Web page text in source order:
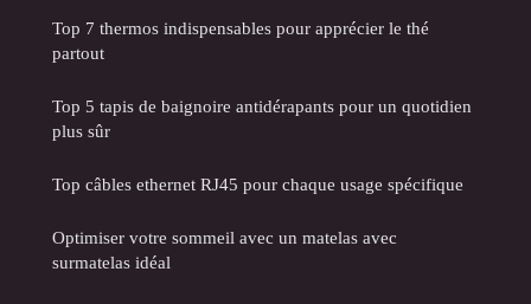
Top 7 thermos indispensables pour apprécier le thé
partout
Top 5 tapis de baignoire antidérapants pour un quotidien
plus sûr
Top câbles ethernet RJ45 pour chaque usage spécifique
Optimiser votre sommeil avec un matelas avec
surmatelas idéal